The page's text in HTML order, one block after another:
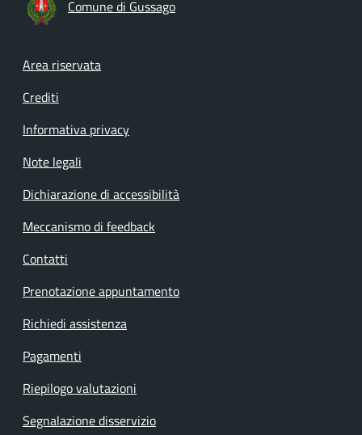
Comune di Gussago
Footer menu
Area riservata
Crediti
Informativa privacy
Note legali
Dichiarazione di accessibilità
Meccanismo di feedback
Contatti
Prenotazione appuntamento
Richiedi assistenza
Pagamenti
Riepilogo valutazioni
Segnalazione disservizio